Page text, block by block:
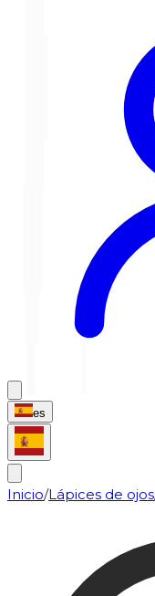
es
Inicio/Lápices de ojos